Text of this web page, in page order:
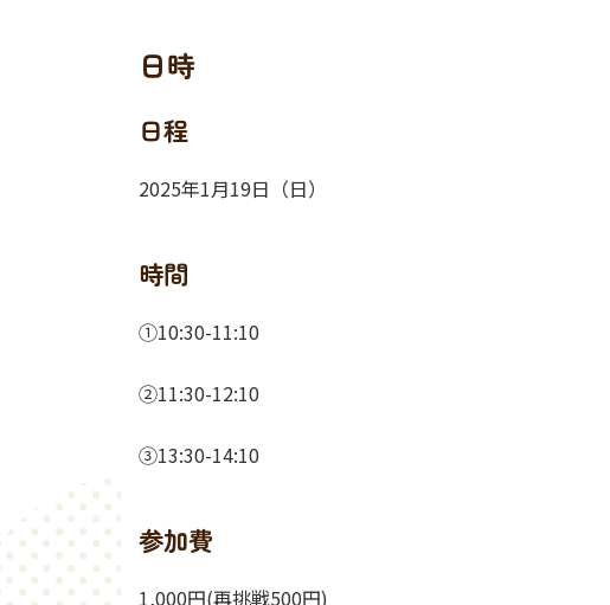
日時
日程
2025年1月19日（日）
時間
①10:30-11:10
②11:30-12:10
③13:30-14:10
参加費
1,000円(再挑戦500円)